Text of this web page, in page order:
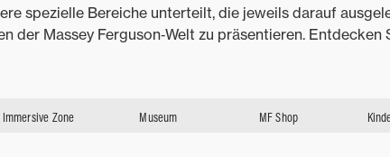
spezielle Bereiche unterteilt, die jeweils darauf
der Massey Ferguson‑Welt zu präsentieren.
Immersive Zone Museum MF Shop